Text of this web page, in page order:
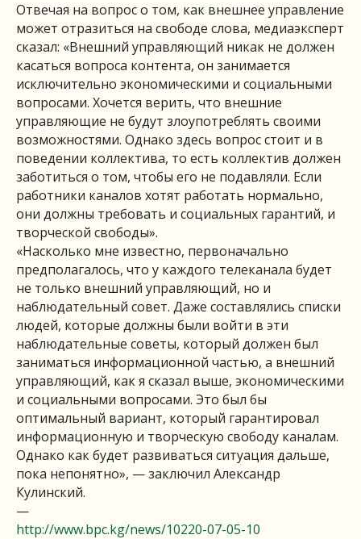
Отвечая на вопрос о том, как внешнее управление
может отразиться на свободе слова, медиаэксперт
сказал: «Внешний управляющий никак не должен
касаться вопроса контента, он занимается
исключительно экономическими и социальными
вопросами. Хочется верить, что внешние
управляющие не будут злоупотреблять своими
возможностями. Однако здесь вопрос стоит и в
поведении коллектива, то есть коллектив должен
заботиться о том, чтобы его не подавляли. Если
работники каналов хотят работать нормально,
они должны требовать и социальных гарантий, и
творческой свободы».
«Насколько мне известно, первоначально
предполагалось, что у каждого телеканала будет
не только внешний управляющий, но и
наблюдательный совет. Даже составлялись списки
людей, которые должны были войти в эти
наблюдательные советы, который должен был
заниматься информационной частью, а внешний
управляющий, как я сказал выше, экономическими
и социальными вопросами. Это был бы
оптимальный вариант, который гарантировал
информационную и творческую свободу каналам.
Однако как будет развиваться ситуация дальше,
пока непонятно», — заключил Александр
Кулинский.
—
http://www.bpc.kg/news/10220-07-05-10